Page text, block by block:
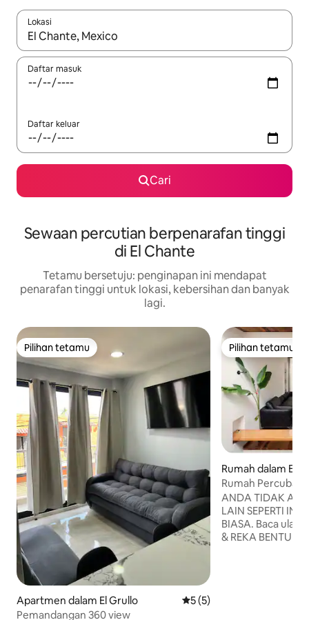
Lokasi
Apabila hasil tersedia, navigasi dengan kekunci anak panah
Daftar masuk
Daftar keluar
Cari
Sewaan percutian berpenarafan tinggi
di El Chante
Tetamu bersetuju: penginapan ini mendapat
penarafan tinggi untuk lokasi, kebersihan dan banyak
lagi.
Pilihan tetamu
Pilihan tetamu
Apartmen dalam El Grullo Penarafan purata 5
5 (5)
Pemandangan 360 view
Pilihan tetamu
Pilihan tetamu
Rumah dalam El
Rumah Percubaan
ANDA TIDAK
LAIN SEPERTI INI
BIASA. Baca ulasan kami.
& REKA BENTUK